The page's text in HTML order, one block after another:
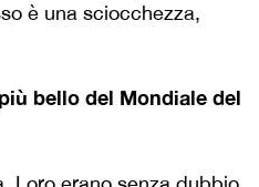
è una sciocchezza,
ù bello del Mondiale del